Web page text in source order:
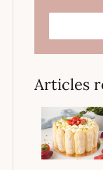
Articles